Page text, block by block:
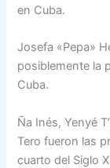
en Cuba.
Josefa «Pepa»
posiblemente la
Cuba.
Ña Inés, Yenyé
Tero fueron las
cuarto del Siglo